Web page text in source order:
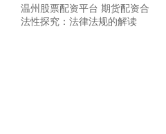
温州股票配资平台 期货配资合
法性探究：法律法规的解读